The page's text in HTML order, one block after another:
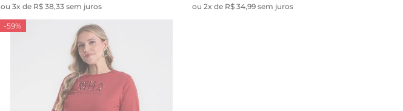
ou 3x de R$ 38,33 sem juros ou 2x de R$ 34,99 sem juros
-59%